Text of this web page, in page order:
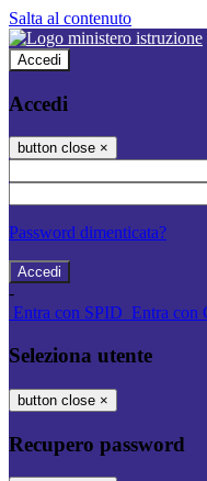
Salta al contenuto
Accedi
Accedi
button close ×
Password dimenticata?
-
Entra con SPID Entra con
Seleziona utente
button close ×
Recupero password